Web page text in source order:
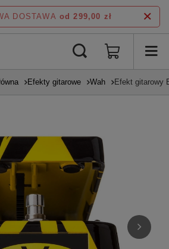
DOSTAWA od 299,00 zł
Efekty gitarowe Wah Efekt gitarowy